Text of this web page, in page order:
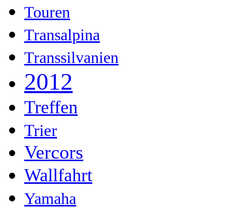
Touren
Transalpina
Transsilvanien
2012
Treffen
Trier
Vercors
Wallfahrt
Yamaha